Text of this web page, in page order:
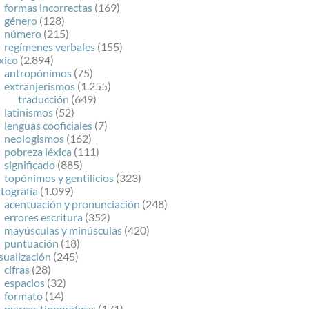
formas incorrectas (169)
género (128)
número (215)
regímenes verbales (155)
(2.894)
antropónimos (75)
extranjerismos (1.255)
traducción (649)
latinismos (52)
lenguas cooficiales (7)
neologismos (162)
pobreza léxica (111)
significado (885)
topónimos y gentilicios (323)
(1.099)
acentuación y pronunciación (248)
errores escritura (352)
mayúsculas y minúsculas (420)
puntuación (18)
(245)
cifras (28)
espacios (32)
formato (14)